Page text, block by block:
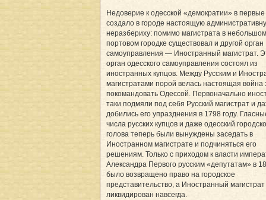
Недоверие к одесской «демократии» в
создало в городе настоящую
неразбериху: помимо магистрата в небольшом
портовом городке существовал и другой орган
самоуправления — Иностранный магистрат.
орган одесского самоуправления состоял из
иностранных купцов. Между Русским и
магистратами порой велась настоящая война
покомандовать Одессой. Первоначально
таки подмяли под себя Русский магистрат и
добились его упразднения в 1798 году.
числа русских купцов и даже одесский
голова теперь были вынуждены заседать в
Иностранном магистрате и подчиняться его
решениям. Только с приходом к власти
Александра Первого русским «депутатам» в
было возвращено право на городское
представительство, а Иностранный
ликвидирован навсегда.